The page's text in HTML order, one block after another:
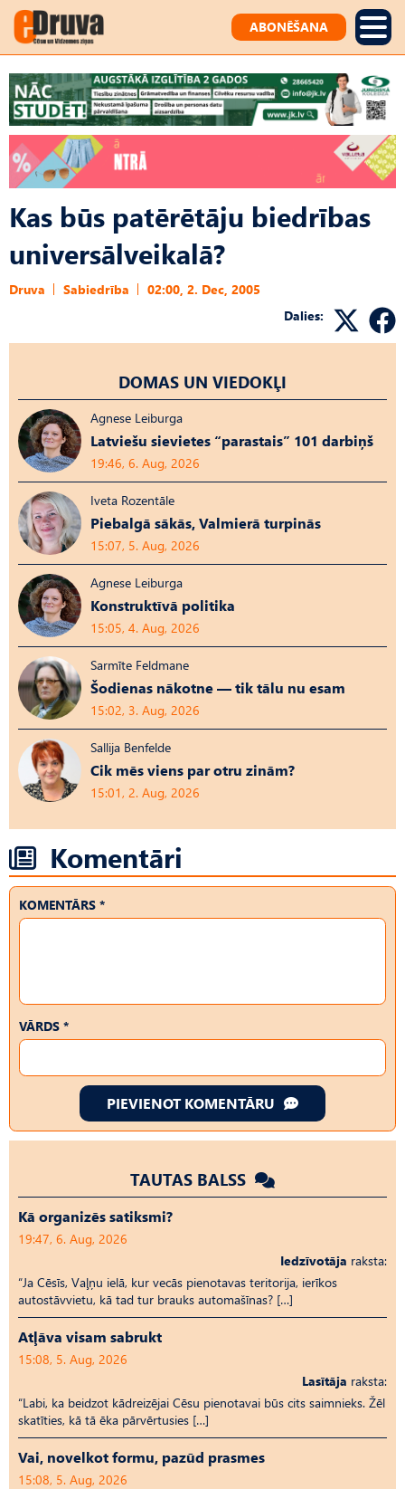
ABONĒŠANA
Kas būs patērētāju biedrības
universālveikalā?
Druva Sabiedrība
02:00, 2. Dec, 2005
Dalies:
DOMAS UN VIEDOKĻI
Agnese Leiburga
Latviešu sievietes “parastais” 101 darbiņš
19:46, 6. Aug, 2026
Iveta Rozentāle
Piebalgā sākās, Valmierā turpinās
15:07, 5. Aug, 2026
Agnese Leiburga
Konstruktīvā politika
15:05, 4. Aug, 2026
Sarmīte Feldmane
Šodienas nākotne — tik tālu nu esam
15:02, 3. Aug, 2026
Sallija Benfelde
Cik mēs viens par otru zinām?
15:01, 2. Aug, 2026
Komentāri
KOMENTĀRS *
VĀRDS *
PIEVIENOT KOMENTĀRU
TAUTAS BALSS
Kā organizēs satiksmi?
19:47, 6. Aug, 2026
Iedzīvotāja raksta:
“Ja Cēsīs, Vaļņu ielā, kur vecās pienotavas teritorija, ierīkos
autostāvvietu, kā tad tur brauks automašīnas? […]
Atļāva visam sabrukt
15:08, 5. Aug, 2026
Lasītāja raksta:
“Labi, ka beidzot kādreizējai Cēsu pienotavai būs cits saimnieks. Žēl
skatīties, kā tā ēka pārvērtusies […]
Vai, novelkot formu, pazūd prasmes
15:08, 5. Aug, 2026